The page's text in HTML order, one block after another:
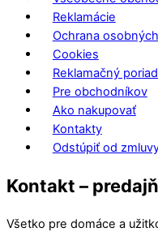
Reklamácie
Ochrana
Cookies
Reklamačný
Pre obchodníkov
Ako nakupovať
Kontakty
Odstúpiť od
Kontakt –
Všetko pre domáce a